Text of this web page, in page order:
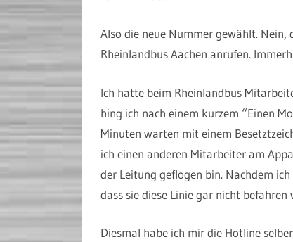
Also die neue Nummer gewählt. Nein,
Rheinlandbus Aachen anrufen.
Ich hatte beim Rheinlandbus
hing ich nach einem kurzem “Einen
Minuten warten mit einem
ich einen anderen Mitarbeiter am
der Leitung geflogen bin. Nachdem
dass sie diese Linie gar nicht
Diesmal habe ich mir die Hotline